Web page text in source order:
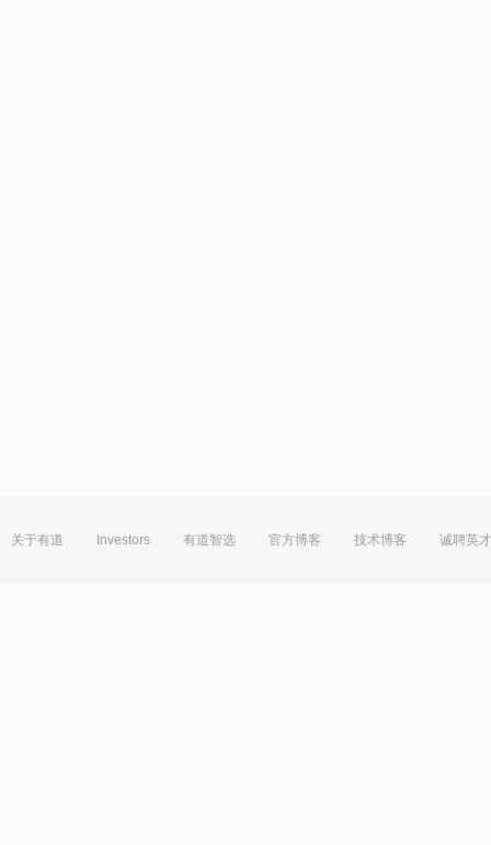
关于有道 Investors 有道智选 官方博客 技术博客 诚聘英才